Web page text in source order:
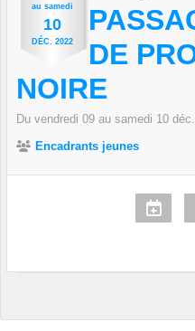
au samedi
10
DÉC. 2022
DE
NOIRE
Du vendredi 09 au samedi 10 déc.
Encadrants jeunes